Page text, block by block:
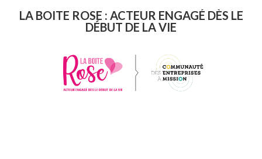
LA BOITE ROSE : ACTEUR ENGAGÉ DÈS LE
DÉBUT DE LA VIE